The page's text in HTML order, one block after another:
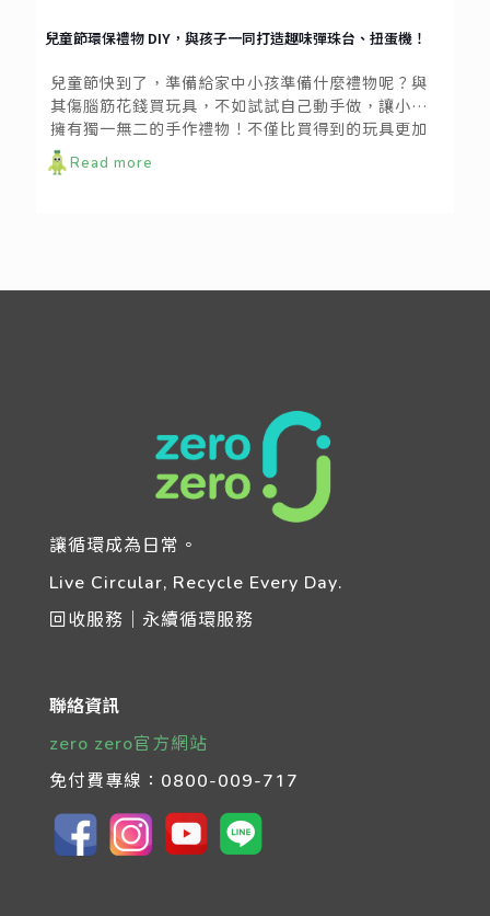
兒童節環保禮物 DIY，與孩子一同打造趣味彈珠台、扭蛋機！
兒童節快到了，準備給家中小孩準備什麼禮物呢？與
其傷腦筋花錢買玩具，不如試試自己動手做，讓小孩
擁有獨一無二的手作禮物！不僅比買得到的玩具更加
珍貴，透過廢物利用揮灑創意，也能為環保盡一份心
力。
Read more
讓循環成為日常。
Live Circular, Recycle Every Day.
回收服務｜永續循環服務
聯絡資訊
zero zero官方網站
免付費專線： 0800-009-717